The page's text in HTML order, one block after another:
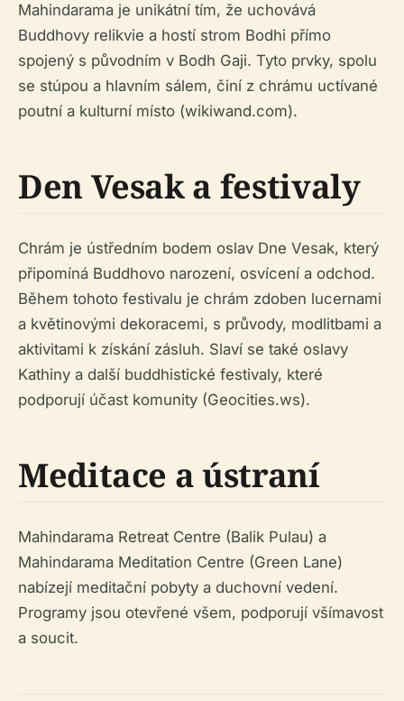
Mahindarama je unikátní tím, že uchovává
Buddhovy relikvie a hostí strom Bodhi přímo
spojený s původním v Bodh Gaji. Tyto prvky, spolu
se stúpou a hlavním sálem, činí z chrámu uctívané
poutní a kulturní místo (wikiwand.com).
Den Vesak a festivaly
Chrám je ústředním bodem oslav Dne Vesak, který
připomíná Buddhovo narození, osvícení a odchod.
Během tohoto festivalu je chrám zdoben lucernami
a květinovými dekoracemi, s průvody, modlitbami a
aktivitami k získání zásluh. Slaví se také oslavy
Kathiny a další buddhistické festivaly, které
podporují účast komunity (Geocities.ws).
Meditace a ústraní
Mahindarama Retreat Centre (Balik Pulau) a
Mahindarama Meditation Centre (Green Lane)
nabízejí meditační pobyty a duchovní vedení.
Programy jsou otevřené všem, podporují všímavost
a soucit.